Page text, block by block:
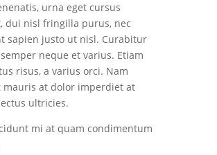
urna eget cursus
dui nisl fringilla purus, nec
sapien justo ut nisl. Curabitur
neque et varius. Etiam
risus, a varius orci. Nam
mauris at dolor imperdiet at
ultricies.
mi at quam condimentum